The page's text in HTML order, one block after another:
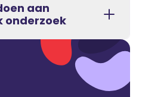
aan
onderzoek